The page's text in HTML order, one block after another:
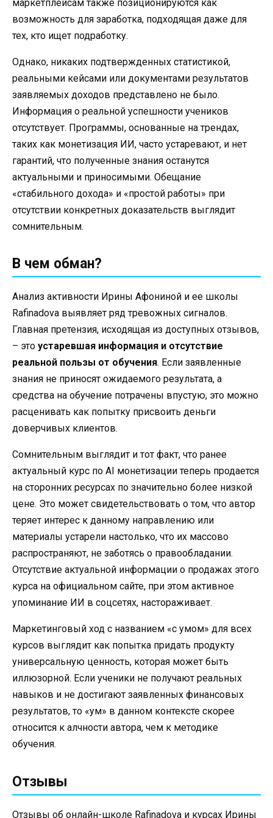
маркетплейсам также позиционируются как
возможность для заработка, подходящая даже для
тех, кто ищет подработку.
Однако, никаких подтвержденных статистикой,
реальными кейсами или документами результатов
заявляемых доходов представлено не было.
Информация о реальной успешности учеников
отсутствует. Программы, основанные на трендах,
таких как монетизация ИИ, часто устаревают, и нет
гарантий, что полученные знания останутся
актуальными и приносимыми. Обещание
«стабильного дохода» и «простой работы» при
отсутствии конкретных доказательств выглядит
сомнительным.
В чем обман?
Анализ активности Ирины Афониной и ее школы
Rafinadova выявляет ряд тревожных сигналов.
Главная претензия, исходящая из доступных отзывов,
– это устаревшая информация и отсутствие
реальной пользы от обучения. Если заявленные
знания не приносят ожидаемого результата, а
средства на обучение потрачены впустую, это можно
расценивать как попытку присвоить деньги
доверчивых клиентов.
Сомнительным выглядит и тот факт, что ранее
актуальный курс по AI монетизации теперь продается
на сторонних ресурсах по значительно более низкой
цене. Это может свидетельствовать о том, что автор
теряет интерес к данному направлению или
материалы устарели настолько, что их массово
распространяют, не заботясь о правообладании.
Отсутствие актуальной информации о продажах этого
курса на официальном сайте, при этом активное
упоминание ИИ в соцсетях, настораживает.
Маркетинговый ход с названием «с умом» для всех
курсов выглядит как попытка придать продукту
универсальную ценность, которая может быть
иллюзорной. Если ученики не получают реальных
навыков и не достигают заявленных финансовых
результатов, то «ум» в данном контексте скорее
относится к алчности автора, чем к методике
обучения.
Отзывы
Отзывы об онлайн-школе Rafinadova и курсах Ирины